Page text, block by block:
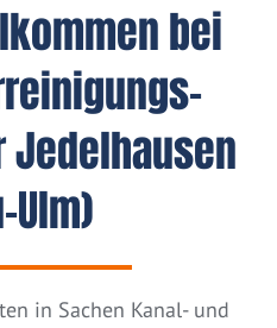
bei
Ulm)
in Sachen Kanal- und